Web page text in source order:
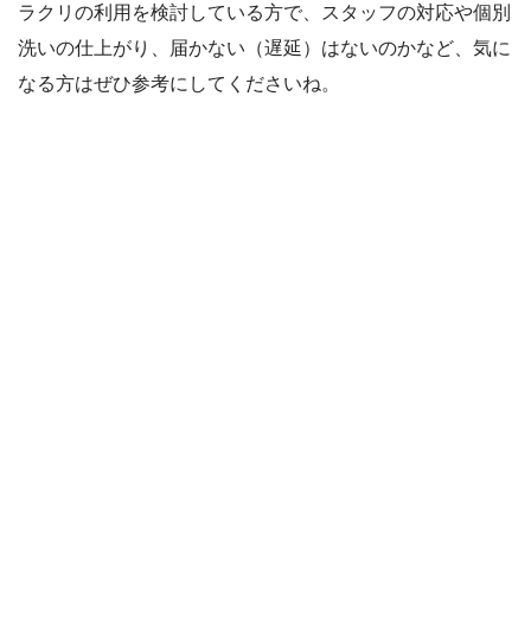
ラクリの利用を検討している方で、スタッフの対応や個別
洗いの仕上がり、届かない（遅延）はないのかなど、気に
なる方はぜひ参考にしてくださいね。